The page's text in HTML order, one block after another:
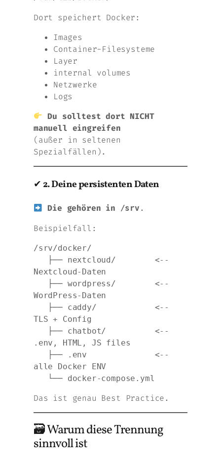
Dort speichert Docker:
Images
Container-Filesysteme
Layer
internal volumes
Netzwerke
Logs
Du solltest dort NICHT
manuell eingreifen
(außer in seltenen
Spezialfällen).
✔ 2. Deine persistenten Daten
Die gehören in /srv .
Beispielfall:
/srv/docker/
Nextcloud-Daten
WordPress-Daten
TLS + Config
.env, HTML, JS files
alle Docker ENV
Das ist genau Best Practice.
🗃 Warum diese Trennung
sinnvoll ist